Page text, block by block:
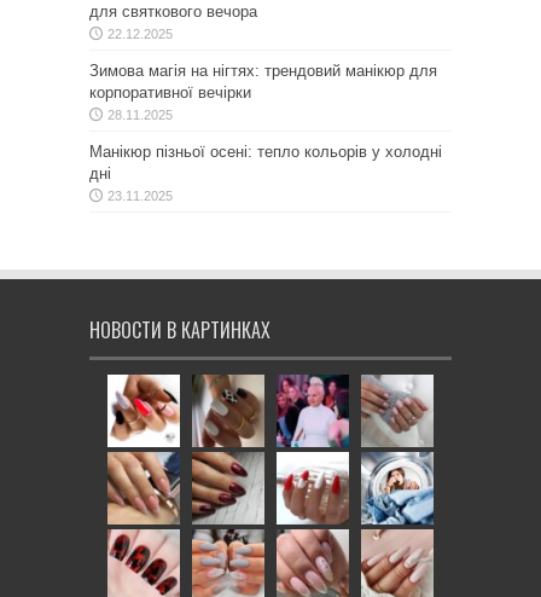
для святкового вечора
22.12.2025
Зимова магія на нігтях: трендовий манікюр для
корпоративної вечірки
28.11.2025
Манікюр пізньої осені: тепло кольорів у холодні
дні
23.11.2025
НОВОСТИ В КАРТИНКАХ